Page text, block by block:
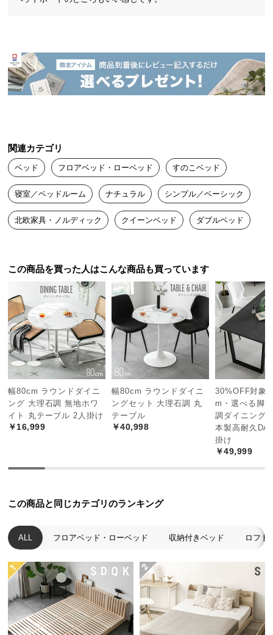
中
の
配
送
て
小
型
商
品
の
に
い
て
開
梱
サ
ー
ビ
つ
て
搬
入
路
に
つ
い
て
ゆったりとくつろげる北欧モダンベッド
感溢れるワイドサイズのベッドで、大人2人が寝転んでもゆったりでき
る快適な広さです。通気性に優れたすのこ板を採用し、一年を通して
心地よい睡眠を味わうことができます。
大人2人が寝転んでもゆったりできるワイドサイズのベッド。寝返りの
スペースを十分に確保でき、快適に眠れます。
横幅 奥行き
ダブルサイズ
約146.8cm
約202cm
約83.7cm
クイーンサイズ
約166.8cm
関連カテゴリ
ベッド フロアベッド・ローベッド すのこベッド
寝室／ベッドルーム ナチュラル シンプル／ベーシック
北欧家具・ノルディック クイーンベッド ダブルベッド
この商品を買った人はこんな商品も買っています
幅80cm ラウンドダイニ
ング 大理石調 無地ホワ
イト 丸テーブル 2人掛け
￥16,999
幅80cm ラウンドダイニ
ングセット 大理石調 丸
テーブル
￥40,998
30%OFF対象!
m・選べる脚
調ダイニング
本製高耐久
掛け
￥49,999
この商品と同じカテゴリのランキング
ALL フロアベッド・ローベッド 収納付きベッド ロフト